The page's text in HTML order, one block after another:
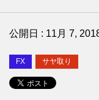
公開日 : 11月 7,
FX サヤ取り